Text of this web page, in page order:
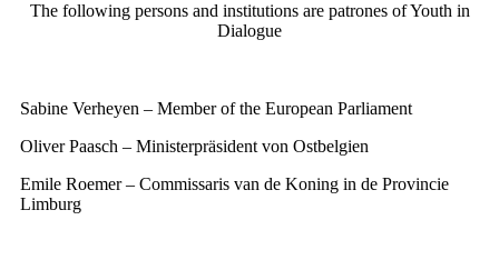
The following persons and institutions are patrones of Youth in
Dialogue
Sabine Verheyen – Member of the European Parliament
Oliver Paasch – Ministerpräsident von Ostbelgien
Emile Roemer – Commissaris van de Koning in de Provincie
Limburg